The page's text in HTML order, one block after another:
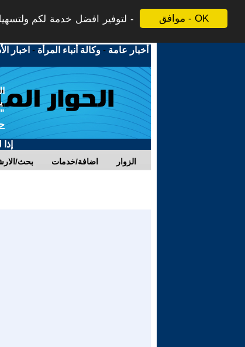
موافق - OK
لتوفير افضل خدمة لكم
أخبار عامة -وكالة أنباء المرأة - اخبار
بحث/ اضافة/خدمات الزوار